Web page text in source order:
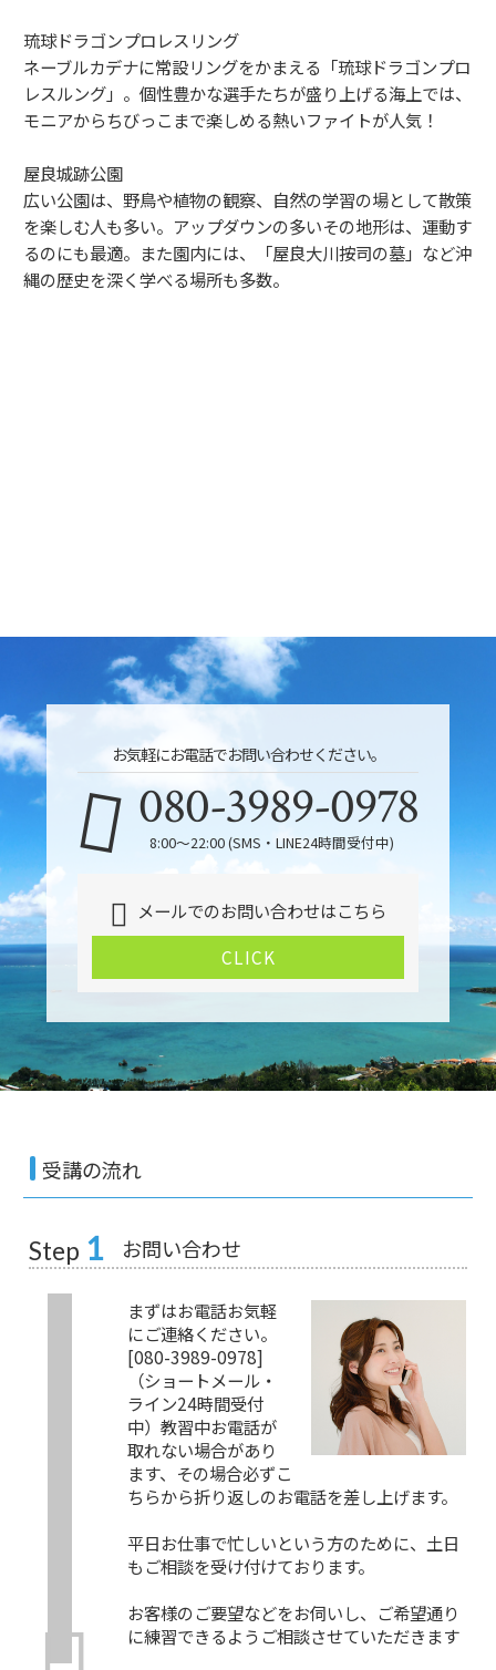
琉球ドラゴンプロレスリング
ネーブルカデナに常設リングをかまえる「琉球ドラゴンプロ
レスルング」。個性豊かな選手たちが盛り上げる海上では、
モニアからちびっこまで楽しめる熱いファイトが人気！
屋良城跡公園
広い公園は、野鳥や植物の観察、自然の学習の場として散策
を楽しむ人も多い。アップダウンの多いその地形は、運動す
るのにも最適。また園内には、「屋良大川按司の墓」など沖
縄の歴史を深く学べる場所も多数。
お気軽にお電話でお問い合わせください。
080-3989-0978
8:00～22:00 (SMS・LINE24時間受付中)
メールでのお問い合わせはこちら
CLICK
受講の流れ
Step 1 お問い合わせ
まずはお電話お気軽
にご連絡ください。
[080-3989-0978]
（ショートメール・
ライン24時間受付
中）教習中お電話が
取れない場合があり
ます、その場合必ずこ
ちらから折り返しのお電話を差し上げます。
平日お仕事で忙しいという方のために、土日
もご相談を受け付けております。
お客様のご要望などをお伺いし、ご希望通り
に練習できるようご相談させていただきます